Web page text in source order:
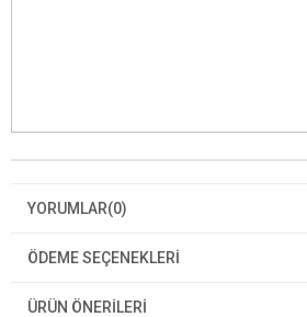
YORUMLAR(0)
ÖDEME SEÇENEKLERI
ÜRÜN ÖNERILERI